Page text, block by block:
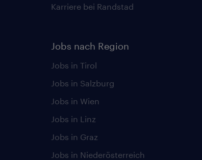
Karriere bei Randstad
Jobs nach Region
Jobs in Tirol
Jobs in Salzburg
Jobs in Wien
Jobs in Linz
Jobs in Graz
Jobs in Niederösterreich